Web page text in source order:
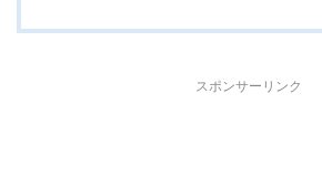
スポンサーリンク